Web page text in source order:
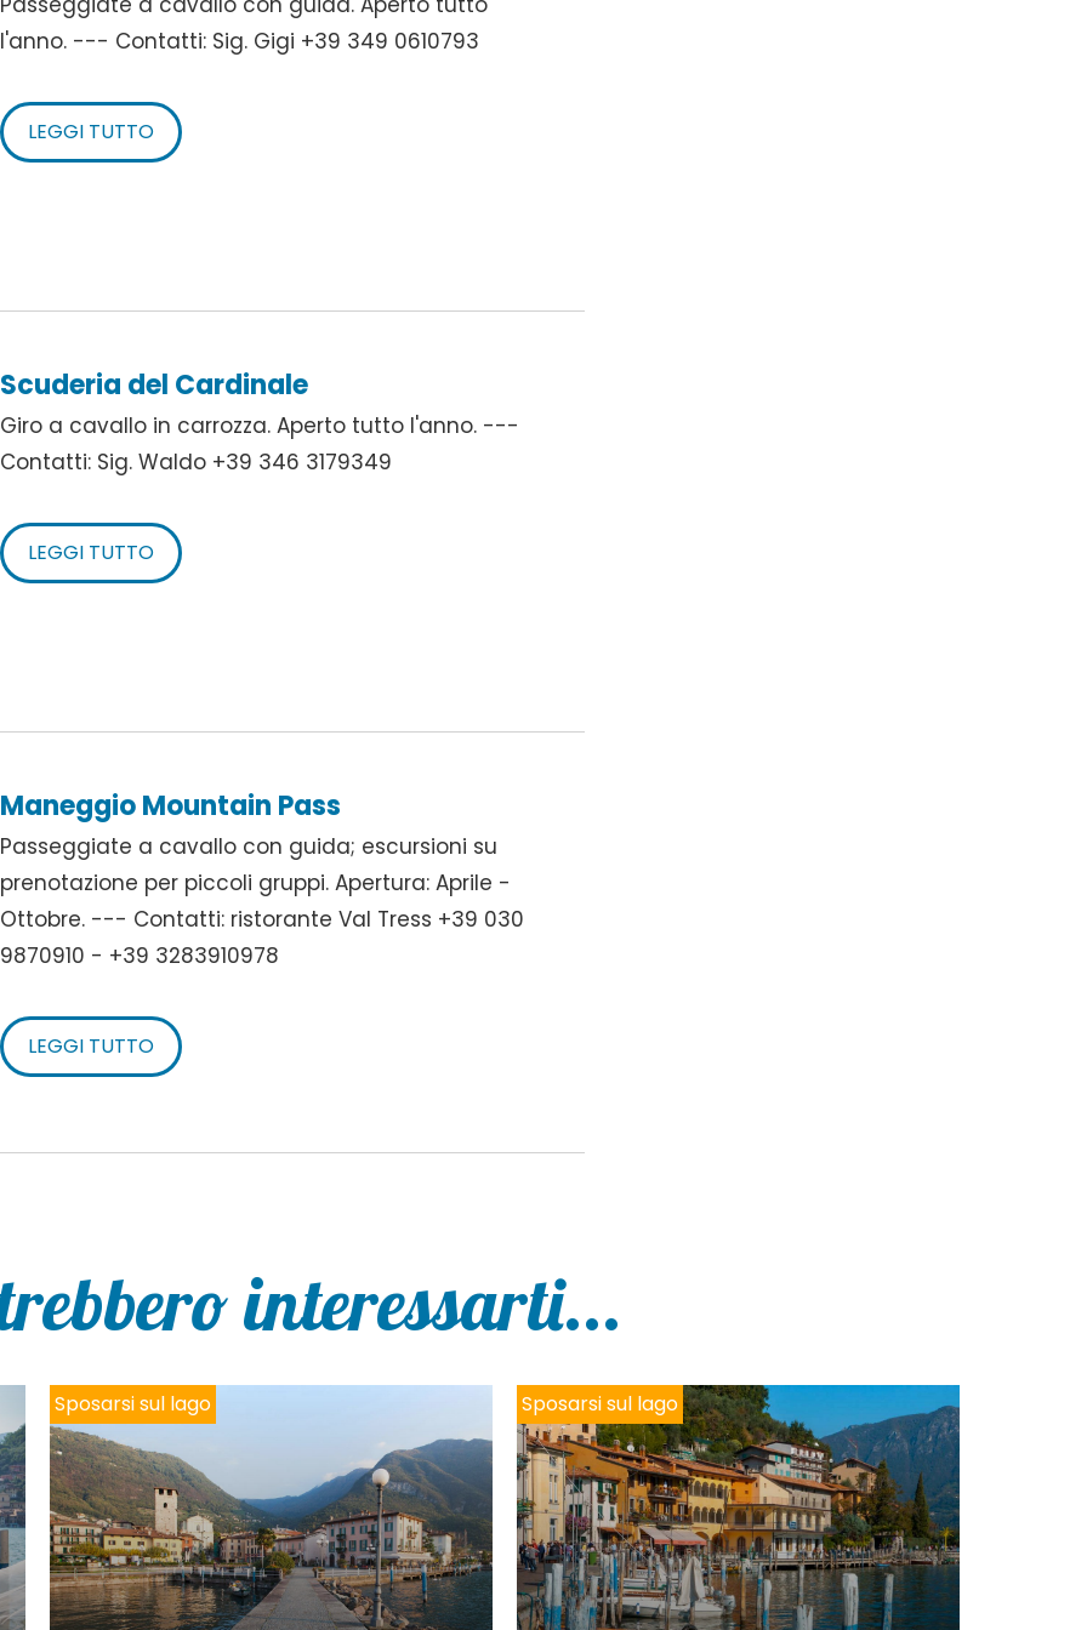
l'anno. --- Contatti: Sig. Gigi +39 349 0610793
LEGGI TUTTO
Scuderia del Cardinale
Giro a cavallo in carrozza. Aperto tutto l'anno. ---
Contatti: Sig. Waldo +39 346 3179349
LEGGI TUTTO
Maneggio Mountain Pass
Passeggiate a cavallo con guida; escursioni su
prenotazione per piccoli gruppi. Apertura: Aprile -
Ottobre. --- Contatti: ristorante Val Tress +39 030
9870910 - +39 3283910978
LEGGI TUTTO
interessarti...
Sposarsi sul lago Sposarsi sul lago